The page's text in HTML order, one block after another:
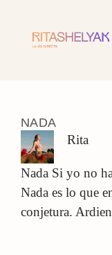
NADA
Rita
Nada Si yo no
Nada es lo que
conjetura.